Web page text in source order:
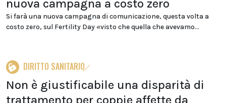
nuova campagna a costo zero
Si farà una nuova campagna di comunicazione, questa volta a
costo zero, sul Fertility Day «visto che quella che avevamo...
DIRITTO SANITARIO
Non è giustificabile una disparità di
trattamento per coppie affette da